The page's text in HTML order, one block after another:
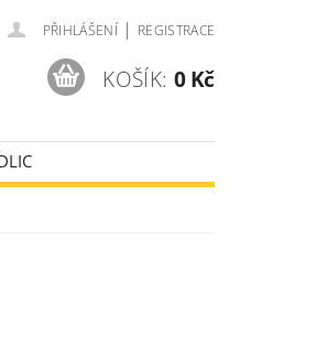
PŘIHLÁŠENÍ | REGISTRACE
KOŠÍK: 0 Kč